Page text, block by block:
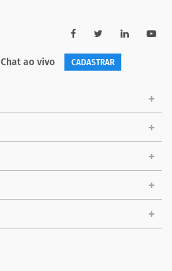
Chat ao vivo CADASTRAR